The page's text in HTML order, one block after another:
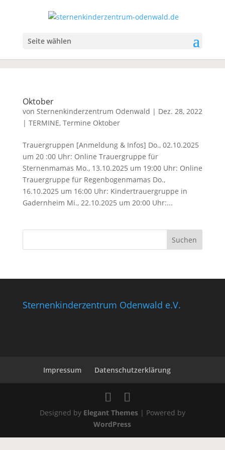
Seite wählen
Oktober
von Sternenkinderzentrum Odenwald | Dez. 28, 2022
| TERMINE, Termine Oktober
Trauergruppen [Anmeldung & Infos] Do., 02.10.2025
um 20 :00 Uhr: Online Trauergruppe für
Sternenmamas Mo., 13.10.2025 um 19:00 Uhr: Online
Trauergruppe für Regenbogenmamas Do.,
16.10.2025 um 16:00 Uhr: Kindertrauergruppe in
Gadernheim Mi., 22.10.2025 um 20:00 Uhr:...
Sternenkinderzentrum Odenwald e.V.
Impressum Datenschutzerklärung
Designed by Elegant Themes| Powered by
WordPress